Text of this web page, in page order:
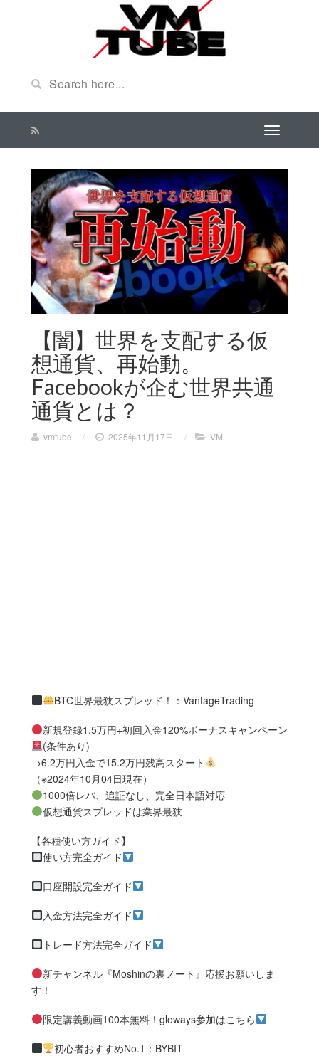
【闇】世界を支配する仮
想通貨、再始動。
Facebookが企む世界共通
通貨とは？
vmtube / 2025年11月17日 / VM
BTC世界最狭スプレッド！：VantageTrading
新規登録1.5万円+初回入金120%ボーナスキャンペーン
(条件あり)
→6.2万円入金で15.2万円残高スタート
（※2024年10月04日現在）
1000倍レバ、追証なし、完全日本語対応
仮想通貨スプレッドは業界最狭
【各種使い方ガイド】
使い方完全ガイド
口座開設完全ガイド
入金方法完全ガイド
トレード方法完全ガイド
新チャンネル『Moshinの裏ノート』応援お願いしま
す！
限定講義動画100本無料！gloways参加はこちら
初心者おすすめNo.1：BYBIT